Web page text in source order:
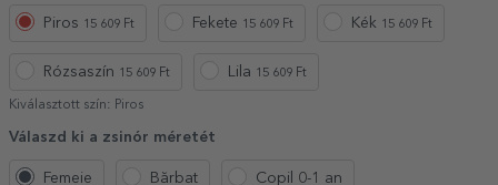
Piros 15 609 Ft Fekete 15 609 Ft Kék 15 609 Ft
Rózsaszín 15 609 Ft Lila 15 609 Ft
Kiválasztott szín: Piros
Válaszd ki a zsinór méretét
Femeie Bărbat Copil 0-1 an